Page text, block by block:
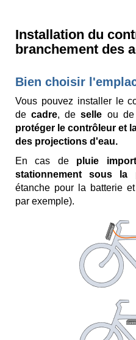
Installation du
branchement des
Bien choisir
Vous pouvez installer le
de cadre, de selle ou de
protéger le contrôleur et
des projections d'eau.
En cas de
pluie
stationnement sous la
étanche pour la batterie
par exemple).